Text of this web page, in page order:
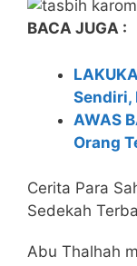
BACA JUGA :
Sendiri,
AWAS
Orang
Cerita Para
Sedekah
Abu Thalhah